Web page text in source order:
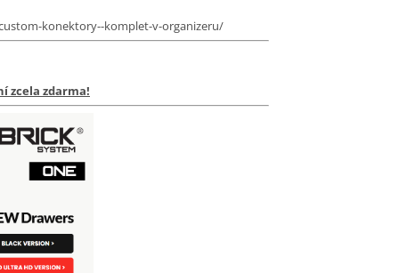
konektory--komplet-v-organizeru/
zcela zdarma!